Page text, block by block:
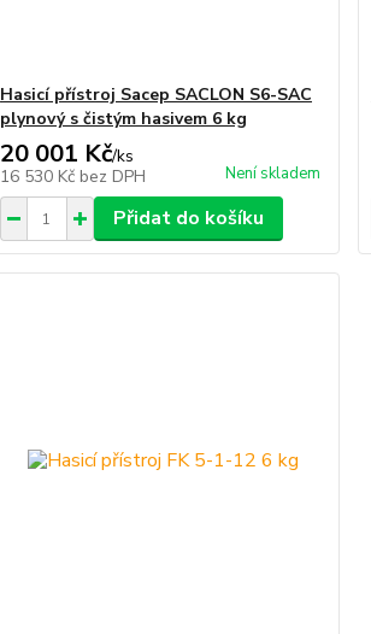
Hasicí přístroj Sacep SACLON S6-SAC
plynový s čistým hasivem 6 kg
20 001 Kč/ks
16 530 Kč bez DPH Není skladem
Přidat do košíku